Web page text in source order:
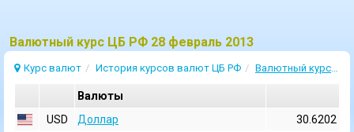
Bалютный курс ЦБ РФ 28 февраль 2013
Курс валют История курсов валют ЦБ РФ Валютный курс 28 Февраль 2013
Валюты
USD
Доллар
30.6202